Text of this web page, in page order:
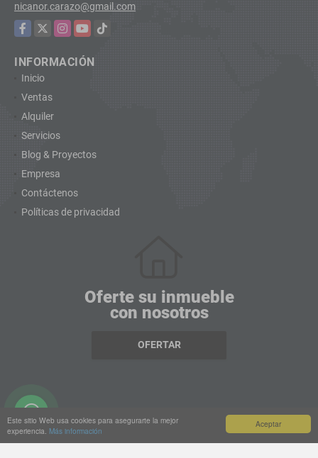
Aceptar
Este sitio Web usa cookies para asegurarte la mejor
experiencia. Más información
nicanor.carazo@gmail.com
Facebook
X Instagram
YouTubeTikTok
INFORMACIÓN
Inicio
Ventas
Alquiler
Servicios
Blog & Proyectos
Empresa
Contáctenos
Políticas de privacidad
Oferte su inmueble
con nosotros
OFERTAR
Powered by: wasi.co